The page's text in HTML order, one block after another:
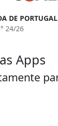
DE PORTUGAL
24/26
Apps